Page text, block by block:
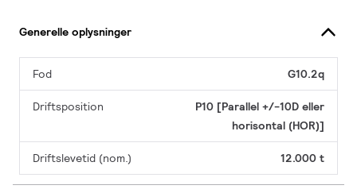
Generelle oplysninger
Fod G10.2q
Driftsposition
P10 [Parallel +/-10D eller
horisontal (HOR)]
Driftslevetid (nom.) 12.000 t